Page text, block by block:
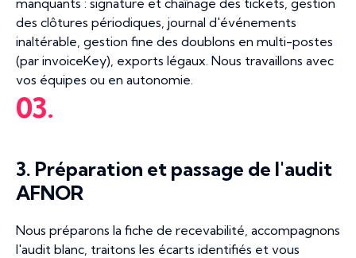
manquants : signature et chaînage des tickets, gestion
des clôtures périodiques, journal d'événements
inaltérable, gestion fine des doublons en multi-postes
(par invoiceKey), exports légaux. Nous travaillons avec
vos équipes ou en autonomie.
03.
3. Préparation et passage de l'audit
AFNOR
Nous préparons la fiche de recevabilité, accompagnons
l'audit blanc, traitons les écarts identifiés et vous